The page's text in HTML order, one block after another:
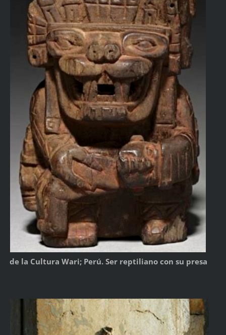
de la Cultura Wari; Perú. Ser reptiliano con su presa